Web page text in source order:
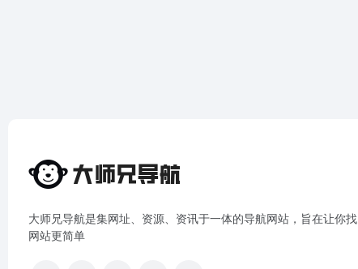
大师兄导航是集网址、资源、资讯于一体的导航网站，旨在让你找
网站更简单